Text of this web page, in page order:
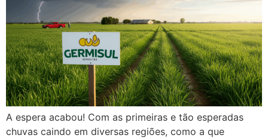
A espera acabou! Com as primeiras e tão esperadas
chuvas caindo em diversas regiões, como a que